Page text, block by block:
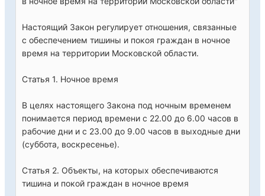
Настоящий Закон регулирует отношения, связанные
с обеспечением тишины и покоя граждан в ночное
время на территории Московской области.
Статья 1. Ночное время
В целях настоящего Закона под ночным временем
понимается период времени с 22.00 до 6.00 часов в
рабочие дни и с 23.00 до 9.00 часов в выходные дни
(суббота, воскресенье).
Статья 2. Объекты, на которых обеспечиваются
тишина и покой граждан в ночное время